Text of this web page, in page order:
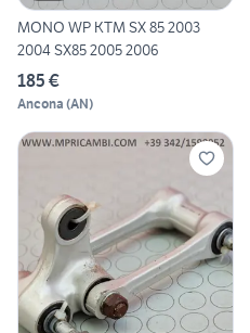
MONO WP KTM SX 85 2003
2004 SX85 2005 2006
185 €
Ancona (AN)